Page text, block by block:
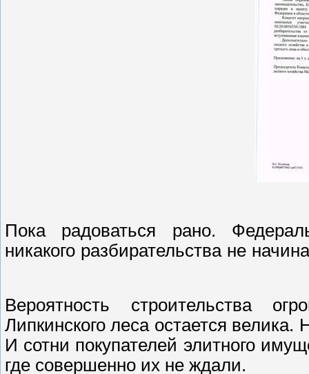
Пока радоваться рано.
никакого разбирательства не
Вероятность строительства
Липкинского леса остается
И сотни покупателей элитного
где совершенно их не ждали.